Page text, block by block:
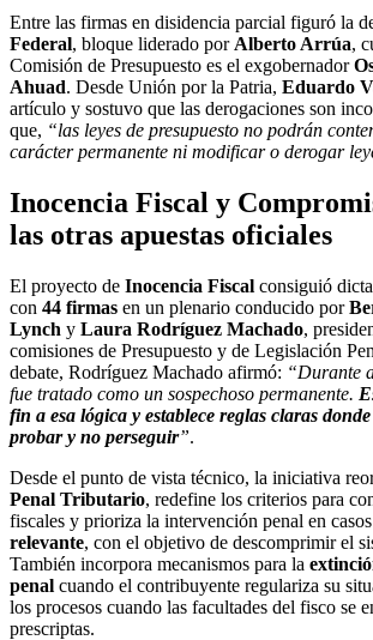
Entre las firmas en disidencia parcial figuró la
Federal, bloque liderado por Alberto Arrúa,
Comisión de Presupuesto es el exgobernador
Ahuad. Desde Unión por la Patria, Eduardo
artículo y sostuvo que las derogaciones son
que, “las leyes de presupuesto no podrán
carácter permanente ni modificar o derogar
Inocencia Fiscal y
las otras apuestas oficiales
El proyecto de Inocencia Fiscal consiguió
con 44 firmas en un plenario conducido por
Lynch y Laura Rodríguez Machado,
comisiones de Presupuesto y de Legislación
debate, Rodríguez Machado afirmó: “Durante
fue tratado como un sospechoso permanente.
fin a esa lógica y establece reglas claras
probar y no perseguir”.
Desde el punto de vista técnico, la iniciativa
Penal Tributario, redefine los criterios para
fiscales y prioriza la intervención penal en
relevante, con el objetivo de descomprimir el
También incorpora mecanismos para la
penal cuando el contribuyente regulariza su
los procesos cuando las facultades del fisco se
prescriptas.